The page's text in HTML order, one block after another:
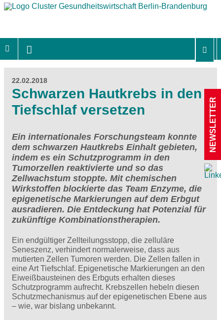
22.02.2018
Schwarzen Hautkrebs in den
Tiefschlaf versetzen
Ein internationales Forschungsteam konnte
dem schwarzen Hautkrebs Einhalt gebieten,
indem es ein Schutzprogramm in den
Tumorzellen reaktivierte und so das
Zellwachstum stoppte. Mit chemischen
Wirkstoffen blockierte das Team Enzyme, die
epigenetische Markierungen auf dem Erbgut
ausradieren. Die Entdeckung hat Potenzial für
zukünftige Kombinationstherapien.
Ein endgültiger Zellteilungsstopp, die zelluläre
Seneszenz, verhindert normalerweise, dass aus
mutierten Zellen Tumoren werden. Die Zellen fallen in
eine Art Tiefschlaf. Epigenetische Markierungen an den
Eiweißbausteinen des Erbguts erhalten dieses
Schutzprogramm aufrecht. Krebszellen hebeln diesen
Schutzmechanismus auf der epigenetischen Ebene aus
– wie, war bislang unbekannt.
NEWSLETTER